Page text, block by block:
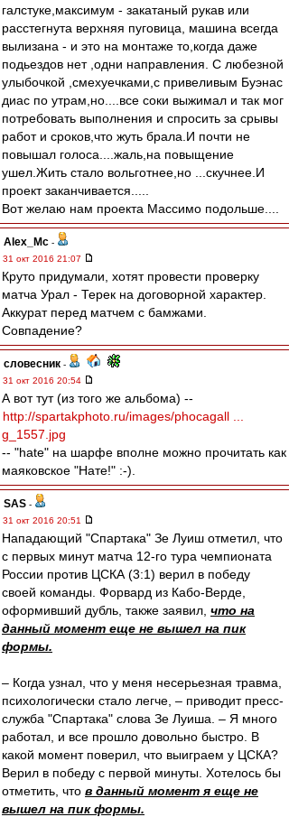
галстуке,максимум - закатаный рукав или
расстегнута верхняя пуговица, машина всегда
вылизана - и это на монтаже то,когда даже
подьездов нет ,одни направления. С любезной
улыбочкой ,смехуечками,с привеливым Буэнас
диас по утрам,но....все соки выжимал и так мог
потребовать выполнения и спросить за срывы
работ и сроков,что жуть брала.И почти не
повышал голоса....жаль,на повыщение
ушел.Жить стало вольготнее,но ...скучнее.И
проект заканчивается.....
Вот желаю нам проекта Массимо подольше....
Alex_Mc -
31 окт 2016 21:07
Круто придумали, хотят провести проверку
матча Урал - Терек на договорной характер.
Аккурат перед матчем с бамжами.
Совпадение?
словесник -
31 окт 2016 20:54
А вот тут (из того же альбома) --
http://spartakphoto.ru/images/phocagall ...
g_1557.jpg
-- "hate" на шарфе вполне можно прочитать как
маяковское "Нате!" :-).
SAS -
31 окт 2016 20:51
Нападающий "Спартака" Зе Луиш отметил, что
с первых минут матча 12-го тура чемпионата
России против ЦСКА (3:1) верил в победу
своей команды. Форвард из Кабо-Верде,
оформивший дубль, также заявил, что на
данный момент еще не вышел на пик
формы.
– Когда узнал, что у меня несерьезная травма,
психологически стало легче, – приводит пресс-
служба "Спартака" слова Зе Луиша. – Я много
работал, и все прошло довольно быстро. В
какой момент поверил, что выиграем у ЦСКА?
Верил в победу с первой минуты. Хотелось бы
отметить, что в данный момент я еще не
вышел на пик формы.